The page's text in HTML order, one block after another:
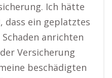
Ich hätte
dass ein geplatztes
Schaden anrichten
Versicherung
beschädigten